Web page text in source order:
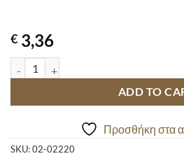
€ 3,36
ΠΑΥΛΙΔΗ ΓΕΜΙΣΤΗ ΚΕΡΑΣΙ 100GR
ADD TO
Προσθήκη στα
SKU:02-02220